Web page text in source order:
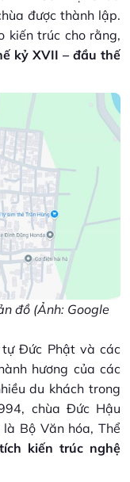
được thành lập.
kiến trúc cho rằng,
kỷ XVII – đầu thế
đồ (Ảnh: Google
Đức Phật và các
hương của các
du khách trong
chùa Đức Hậu
Bộ Văn hóa, Thể
kiến trúc nghệ